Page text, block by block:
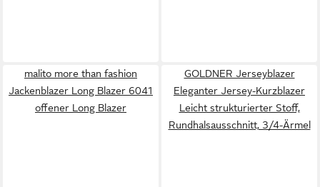
malito more than fashion
Jackenblazer Long Blazer 6041
offener Long Blazer
GOLDNER Jerseyblazer
Eleganter Jersey-Kurzblazer
Leicht strukturierter Stoff,
Rundhalsausschnitt, 3/4-Ärmel